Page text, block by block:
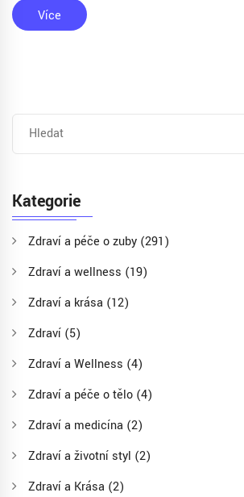
Více
Kategorie
Zdraví a péče o zuby (291)
Zdraví a wellness (19)
Zdraví a krása (12)
Zdraví (5)
Zdraví a Wellness (4)
Zdraví a péče o tělo (4)
Zdraví a medicína (2)
Zdraví a životní styl (2)
Zdraví a Krása (2)